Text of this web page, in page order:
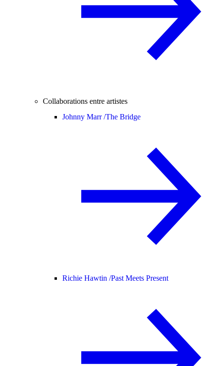
Collaborations entre artistes
Johnny Marr /The Bridge
Richie Hawtin /Past Meets Present